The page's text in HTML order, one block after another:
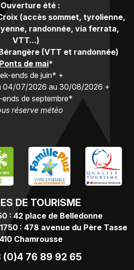
DE TOURISME
: 42 place de Belledonne
: 478 avenue du Père Tasse
Chamrousse
(0)4 76 89 92 65
Ouverture été :
(accès sommet, tyrolienne,
randonnée, via ferrata,
VTT...)
(VTT et randonnée)
Ponts de mai*
ends de juin* +
04/07/2026 au 30/08/2026 +
ends de septembre*
réserve météo